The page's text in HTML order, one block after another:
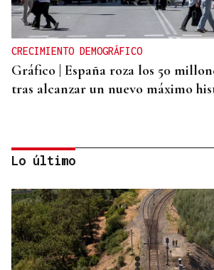
CRECIMIENTO DEMOGRÁFICO
Gráfico | España roza los 50
tras alcanzar un nuevo máximo
Lo último